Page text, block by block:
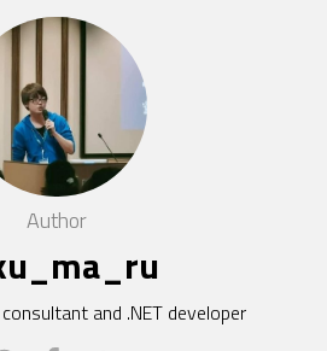
Author
and .NET developer